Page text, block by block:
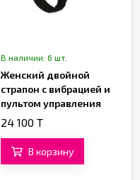
В наличии: 6 шт.
Женский двойной
страпон с вибрацией и
пультом управления
«Passionate Harness»
24 100 T
В корзину